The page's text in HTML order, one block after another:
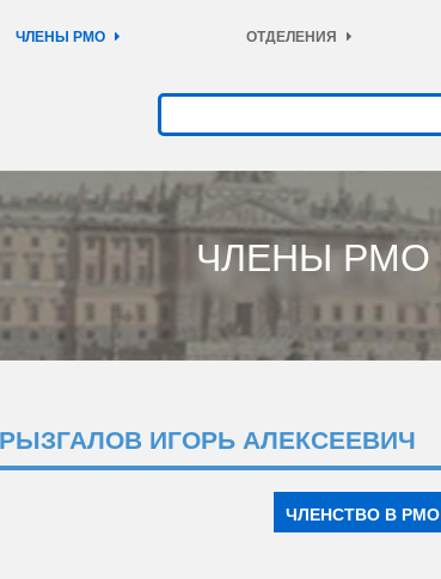
ЧЛЕНЫ РМО ОТДЕЛЕНИЯ
ЧЛЕНЫ РМО
ИГОРЬ АЛЕКСЕЕВИЧ
ЧЛЕНСТВО В РМО